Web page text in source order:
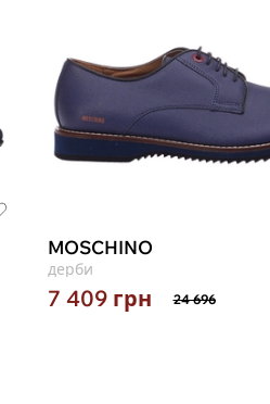
MOSCHINO
дерби
7 409 грн 24 696